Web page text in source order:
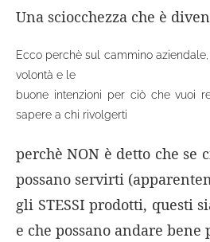
Una sciocchezza che è
Ecco perchè sul cammino
volontà e le
buone intenzioni per ciò che vuoi
sapere a chi rivolgerti
perchè NON è detto che se
possano servirti
gli STESSI prodotti, questi
e che possano andare bene